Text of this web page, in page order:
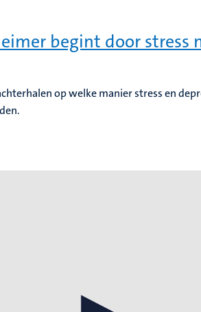
begint door stress
op welke manier stress en